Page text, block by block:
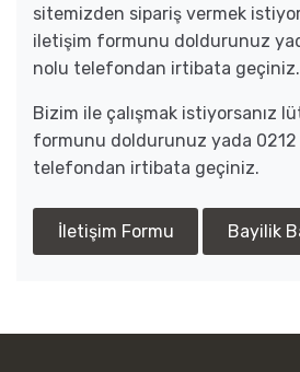
sitemizden sipariş vermek
iletişim formunu doldurunuz
nolu telefondan irtibata geçiniz.
Bizim ile çalışmak istiyorsanız
formunu doldurunuz yada 0212
telefondan irtibata geçiniz.
İletişim Formu Bayilik